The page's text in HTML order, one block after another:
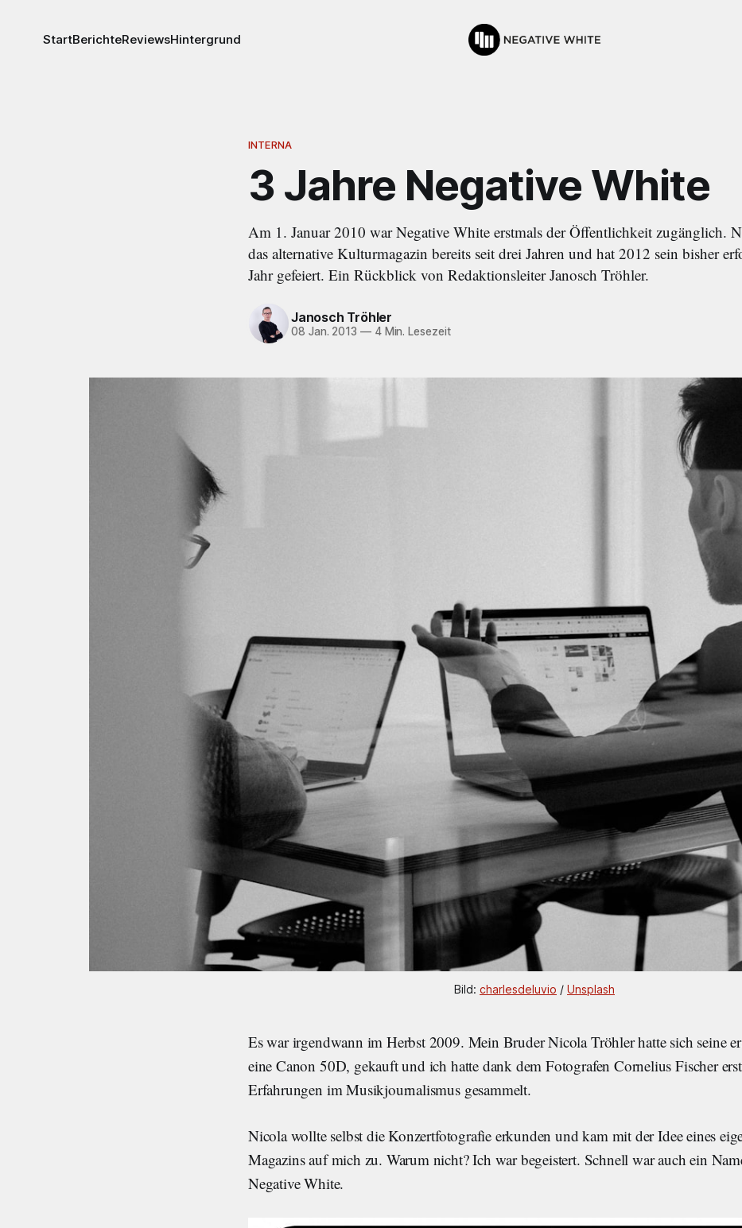
StartBerichteReviewsHintergrund
INTERNA
3 Jahre Negative White
Am 1. Januar 2010 war Negative White erstmals der Öffentlichkeit zugänglich.
das alternative Kulturmagazin bereits seit drei Jahren und hat 2012 sein bisher
Jahr gefeiert. Ein Rückblick von Redaktionsleiter Janosch Tröhler.
Janosch Tröhler
08 Jan. 2013 —4 Min. Lesezeit
Bild: charlesdeluvio / Unsplash
Es war irgendwann im Herbst 2009. Mein Bruder Nicola Tröhler hatte sich seine
eine Canon 50D, gekauft und ich hatte dank dem Fotografen Cornelius Fischer
Erfahrungen im Musikjournalismus gesammelt.
Nicola wollte selbst die Konzertfotografie erkunden und kam mit der Idee eines
Magazins auf mich zu. Warum nicht? Ich war begeistert. Schnell war auch ein
Negative White.